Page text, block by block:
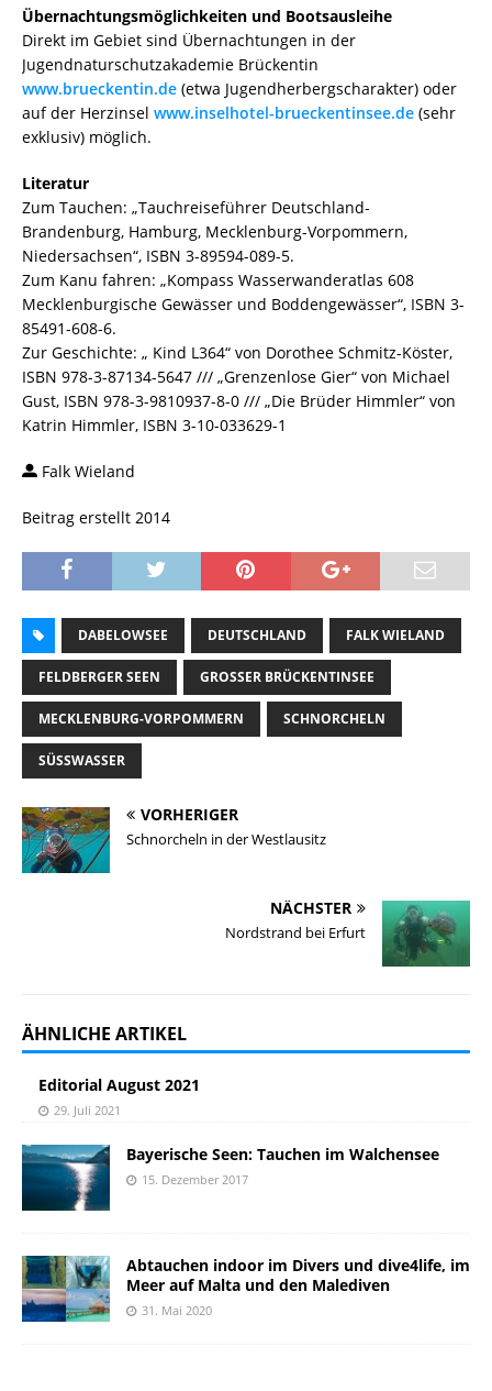
Übernachtungsmöglichkeiten und Bootsausleihe
Direkt im Gebiet sind Übernachtungen in der
Jugendnaturschutzakademie Brückentin
www.brueckentin.de (etwa Jugendherbergscharakter) oder
auf der Herzinsel www.inselhotel-brueckentinsee.de (sehr
exklusiv) möglich.
Literatur
Zum Tauchen: „Tauchreiseführer Deutschland-
Brandenburg, Hamburg, Mecklenburg-Vorpommern,
Niedersachsen“, ISBN 3-89594-089-5.
Zum Kanu fahren: „Kompass Wasserwanderatlas 608
Mecklenburgische Gewässer und Boddengewässer“, ISBN 3-
85491-608-6.
Zur Geschichte: „ Kind L364“ von Dorothee Schmitz-Köster,
ISBN 978-3-87134-5647 /// „Grenzenlose Gier“ von Michael
Gust, ISBN 978-3-9810937-8-0 /// „Die Brüder Himmler“ von
Katrin Himmler, ISBN 3-10-033629-1
Falk Wieland
Beitrag erstellt 2014
DABELOWSEE DEUTSCHLAND FALK WIELAND
FELDBERGER SEEN GROSSER BRÜCKENTINSEE
MECKLENBURG-VORPOMMERN SCHNORCHELN
SÜSSWASSER
VORHERIGER
Schnorcheln in der Westlausitz
NÄCHSTER
Nordstrand bei Erfurt
ÄHNLICHE ARTIKEL
Editorial August 2021
29. Juli 2021
Bayerische Seen: Tauchen im Walchensee
15. Dezember 2017
Abtauchen indoor im Divers und dive4life, im
Meer auf Malta und den Malediven
31. Mai 2020